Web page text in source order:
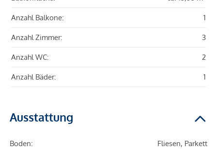
Anzahl Balkone: 1
Anzahl Zimmer: 3
Anzahl WC: 2
Anzahl Bäder: 1
Ausstattung
Boden: Fliesen, Parkett